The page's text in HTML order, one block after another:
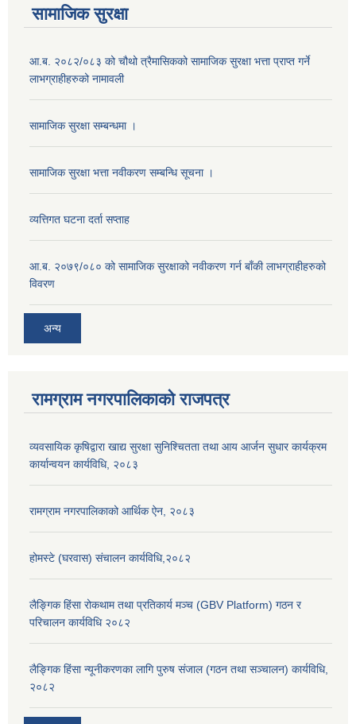
सामाजिक सुरक्षा
आ.ब. २०८२/०८३ को चौथो त्रैमासिकको सामाजिक सुरक्षा भत्ता प्राप्त गर्ने
लाभग्राहीहरुको नामावली
सामाजिक सुरक्षा सम्बन्धमा ।
सामाजिक सुरक्षा भत्ता नवीकरण सम्बन्धि सूचना ।
व्यत्तिगत घटना दर्ता सप्ताह
आ.ब. २०७९/०८० को सामाजिक सुरक्षाको नवीकरण गर्न बाँकी लाभग्राहीहरुको
विवरण
अन्य
रामग्राम नगरपालिकाको राजपत्र
व्यवसायिक कृषिद्वारा खाद्य सुरक्षा सुनिश्चितता तथा आय आर्जन सुधार कार्यक्रम
कार्यान्वयन कार्यविधि, २०८३
रामग्राम नगरपालिकाको आर्थिक ऐन, २०८३
होमस्टे (घरवास) संचालन कार्यविधि,२०८२
लैङ्गिक हिंसा रोकथाम तथा प्रतिकार्य मञ्च (GBV Platform) गठन र
परिचालन कार्यविधि २०८२
लैङ्गिक हिंसा न्यूनीकरणका लागि पुरुष संजाल (गठन तथा सञ्चालन) कार्यविधि,
२०८२